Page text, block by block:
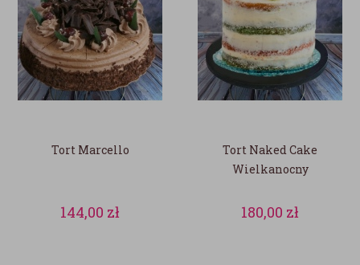
Tort Marcello
144,00 zł
Tort Naked Cake
Wielkanocny
180,00 zł